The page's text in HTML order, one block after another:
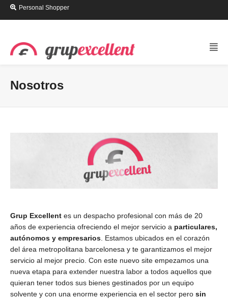
Personal Shopper
Nosotros
Grup Excellent es un despacho profesional con más de 20
años de experiencia ofreciendo el mejor servicio a particulares,
autónomos y empresarios . Estamos ubicados en el corazón
del área metropolitana barcelonesa y te garantizamos el mejor
servicio al mejor precio. Con este nuevo site empezamos una
nueva etapa para extender nuestra labor a todos aquellos que
quieran tener todos sus bienes gestinados por un equipo
solvente y con una enorme experiencia en el sector pero sin